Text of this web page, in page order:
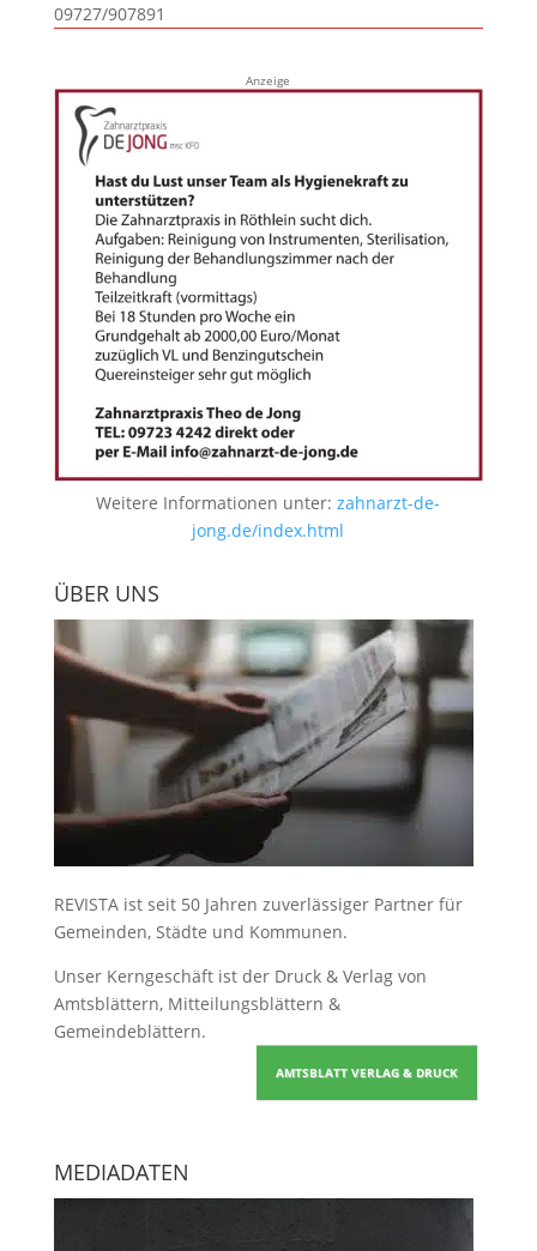
09727/907891
Anzeige
Weitere Informationen unter:zahnarzt-de-
jong.de/index.html
ÜBER UNS
REVISTA ist seit 50 Jahren zuverlässiger Partner für
Gemeinden, Städte und Kommunen.
Unser Kerngeschäft ist der Druck & Verlag von
Amtsblättern, Mitteilungsblättern &
Gemeindeblättern.
AMTSBLATT VERLAG & DRUCK
MEDIADATEN